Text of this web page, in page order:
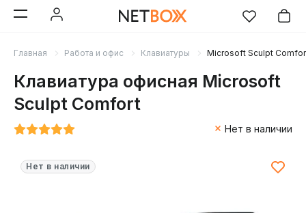
Главная Работа и офис Клавиатуры Microsoft Sculpt
Клавиатура офисная Microsoft
Sculpt Comfort
Нет в наличии
Нет в наличии